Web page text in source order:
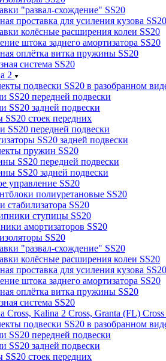
"развал-схождение" SS20
проставка для усиления кузова SS20
колёсные расширения колеи SS20
штока заднего амортизатора SS20
оплётка витка пружины SS20
система SS20
2
подвески SS20 в разобранном
SS20 передней подвески
SS20 задней подвески
стоек передних
SS20 передней подвески
SS20 задней подвески
пружин SS20
SS20 передней подвески
SS20 задней подвески
управление SS20
полиуретановые SS20
стабилизатора SS20
ступицы SS20
амортизаторов SS20
SS20
"развал-схождение" SS20
колёсные расширения колеи SS20
проставка для усиления кузова SS20
штока заднего амортизатора SS20
оплётка витка пружины SS20
система SS20
Cross, Kalina 2 Cross, Granta (FL) Cross
подвески SS20 в разобранном
SS20 передней подвески
SS20 задней подвески
стоек передних